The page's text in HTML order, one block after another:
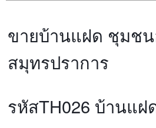
ขายบ้านแฝด ชุมชน
สมุทรปราการ
รหัสTH026 บ้านแฝ